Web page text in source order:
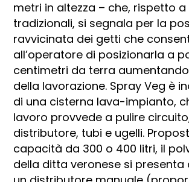
metri in altezza – che, rispetto a
tradizionali, si segnala per la
ravvicinata dei getti che
all’operatore di posizionarla a
centimetri da terra
della lavorazione. Spray Veg è
di una cisterna lava-impianto,
lavoro provvede a pulire
distributore, tubi e ugelli.
capacità da 300 o 400 litri, il
della ditta veronese si presenta